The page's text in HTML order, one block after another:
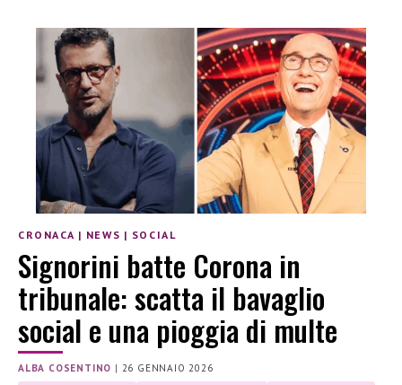
CRONACA | NEWS | SOCIAL
Signorini batte Corona in
tribunale: scatta il bavaglio
social e una pioggia di multe
ALBA COSENTINO | 26 GENNAIO 2026